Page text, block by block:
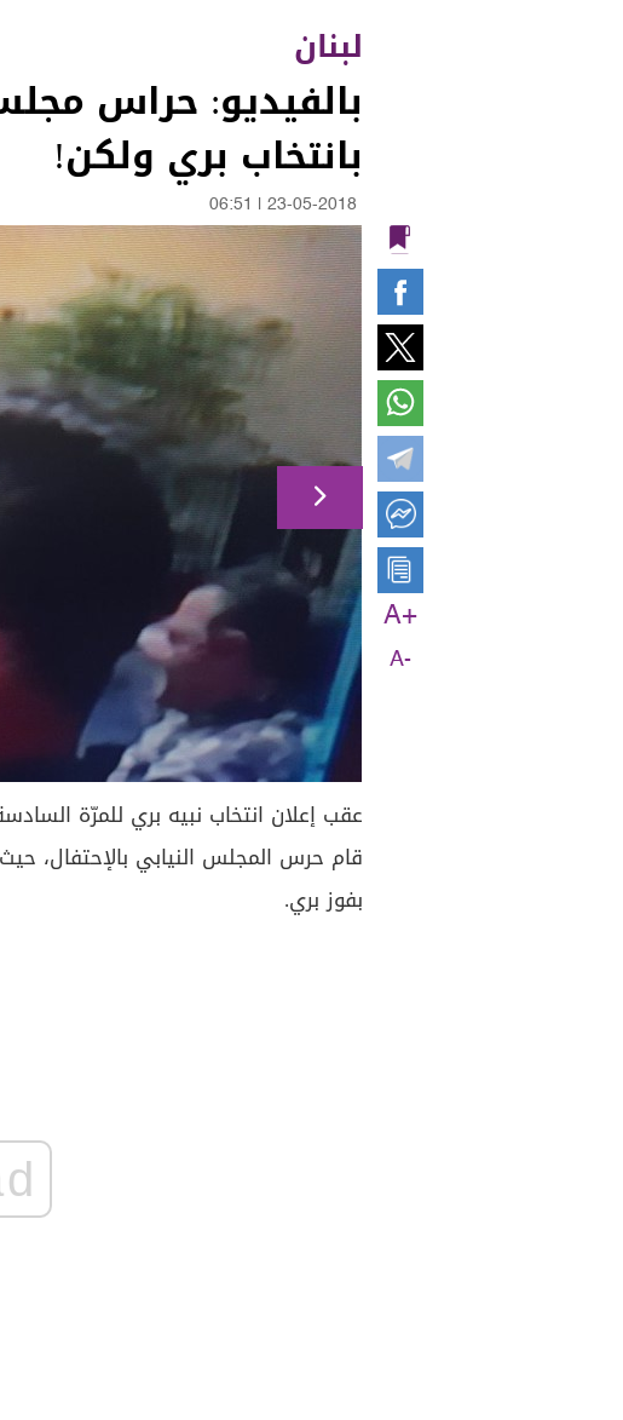
لبنان
بالفيديو: حراس
بانتخاب بري ولكن!
23-05-2018
06:51
A+
A-
عقب إعلان انتخاب نبيه بري للمرّة
قام حرس المجلس النيابي بالإحتفال،
بفوز بري.